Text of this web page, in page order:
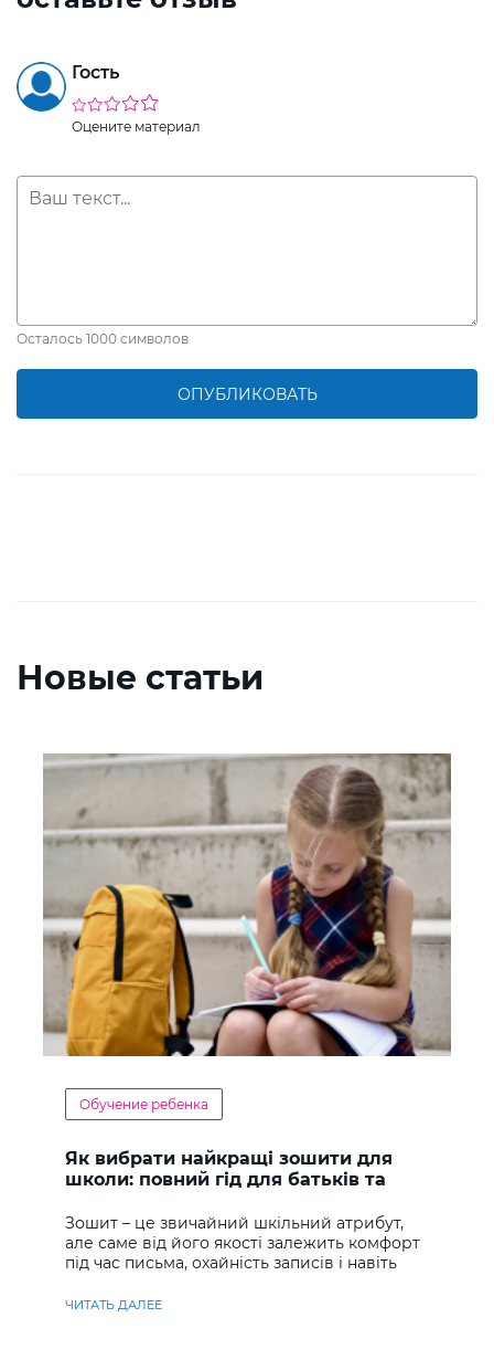
Гость
Оцените материал
Осталось 1000 символов
ОПУБЛИКОВАТЬ
Новые статьи
Обучение ребенка
Як вибрати найкращі зошити для
школи: повний гід для батьків та
Зошит – це звичайний шкільний атрибут,
але саме від його якості залежить комфорт
під час письма, охайність записів і навіть
ЧИТАТЬ ДАЛЕЕ